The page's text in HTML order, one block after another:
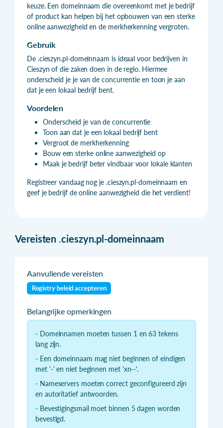
keuze. Een domeinnaam die overeenkomt met je bedrijf
of product kan helpen bij het opbouwen van een sterke
online aanwezigheid en de merkherkenning vergroten.
Gebruik
De .cieszyn.pl-domeinnaam is ideaal voor bedrijven in
Cieszyn of die zaken doen in de regio. Hiermee
onderscheid je je van de concurrentie en toon je aan
dat je een lokaal bedrijf bent.
Voordelen
Onderscheid je van de concurrentie
Toon aan dat je een lokaal bedrijf bent
Vergroot de merkherkenning
Bouw een sterke online aanwezigheid op
Maak je bedrijf beter vindbaar voor lokale klanten
Registreer vandaag nog je .cieszyn.pl-domeinnaam en
geef je bedrijf de online aanwezigheid die het verdient!
Vereisten .cieszyn.pl-domeinnaam
Aanvullende vereisten
Registry beleid accepteren
Belangrijke opmerkingen
- Domeinnamen moeten tussen 1 en 63 tekens
lang zijn.
- Een domeinnaam mag niet beginnen of eindigen
met '-' en niet beginnen met 'xn--'.
- Nameservers moeten correct geconfigureerd zijn
en autoritatief antwoorden.
- Bevestigingsmail moet binnen 5 dagen worden
bevestigd.